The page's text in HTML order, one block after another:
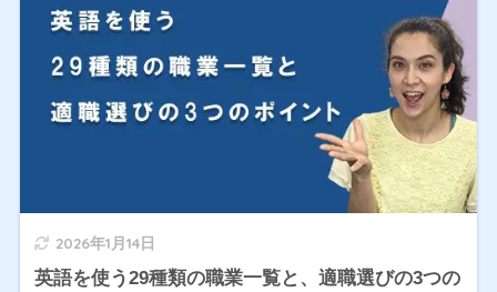
2026年1月14日
英語を使う29種類の職業一覧と、適職選びの3つの